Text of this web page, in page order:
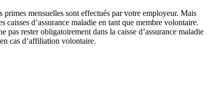
mensuelles sont effectués par votre employeur. Mais
d’assurance maladie en tant que membre volontaire.
pas rester obligatoirement dans la caisse d’assurance maladie
cas d’affiliation volontaire.